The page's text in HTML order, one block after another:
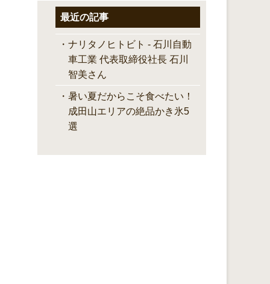
最近の記事
ナリタノヒトビト - 石川自動
車工業 代表取締役社長 石川
智美さん
暑い夏だからこそ食べたい！
成田山エリアの絶品かき氷5
選